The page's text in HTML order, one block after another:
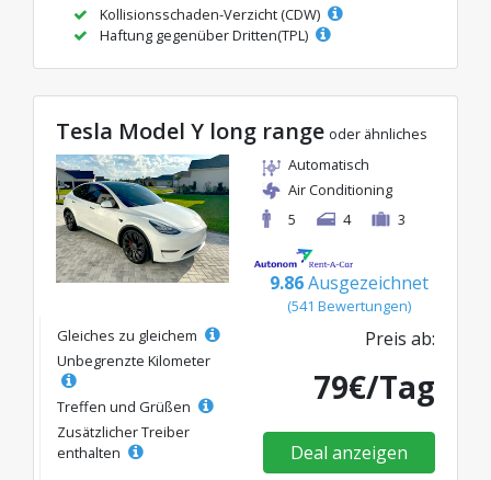
Kollisionsschaden-Verzicht (CDW)
Haftung gegenüber Dritten(TPL)
Tesla Model Y long range oder ähnliches
Automatisch
Air Conditioning
5
4 3
9.86 Ausgezeichnet
(541 Bewertungen)
Gleiches zu gleichem
Unbegrenzte Kilometer
Treffen und Grüßen
Zusätzlicher Treiber
enthalten
Preis ab:
79€/Tag
Deal anzeigen